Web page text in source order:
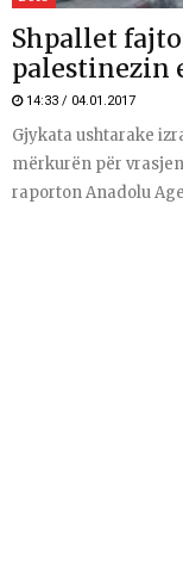
Shpallet
palestinezin
14:33 / 04.01.2017
Gjykata ushtarake
mërkurën për
raporton Anadolu